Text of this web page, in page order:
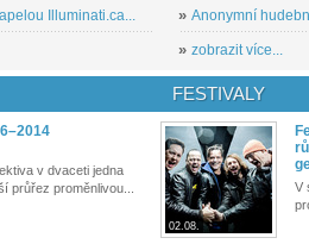
Illuminati.ca...
» Anonymní
» zobrazit více...
v dvaceti jedna
průřez proměnlivou...
FESTIVALY
02.08.
V